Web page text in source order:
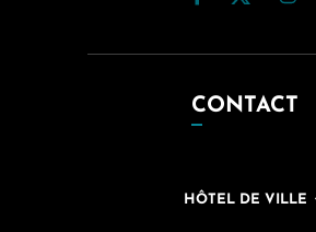
CONTACT
HÔTEL DE VILLE